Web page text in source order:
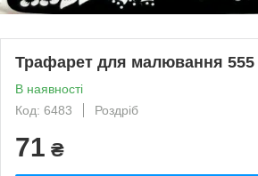
Трафарет для малювання 555
В наявності
Код: 6483
Роздріб
71 ₴